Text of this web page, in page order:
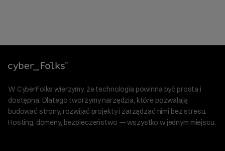
W CyberFolks wierzymy, że technologia powinna być prosta i
dostępna. Dlatego tworzymy narzędzia, które pozwalają
budować strony, rozwijać projekty i zarządzać nimi bez stresu.
Hosting, domeny, bezpieczeństwo — wszystko w jednym miejscu.